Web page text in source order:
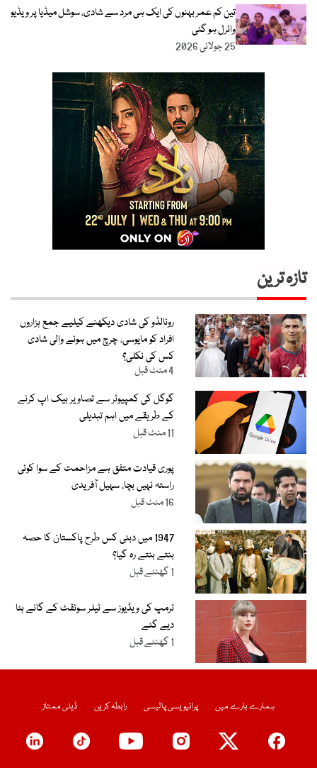
تین کم عمر بہنوں کی ایک ہی مرد سے شادی، سوشل میڈیا پر ویڈیو
وائرل ہو گئی
25 جولائی 2026
تازہ ترین
رونالڈو کی شادی دیکھنے کیلیے جمع ہزاروں
افراد کو مایوسی، چرچ میں ہونے والی شادی
کس کی نکلی؟
4 منٹ قبل
گوگل کی کمپیوٹر سے تصاویر بیک اپ کرنے
کے طریقے میں اہم تبدیلی
11 منٹ قبل
پوری قیادت متفق ہے مزاحمت کے سوا کوئی
راستہ نہیں بچا، سہیل آفریدی
16 منٹ قبل
1947 میں دبئی کس طرح پاکستان کا حصہ
بنتے بنتے رہ گیا؟
1 گھنٹے قبل
ٹرمپ کی ویڈیوز سے ٹیلر سوئفٹ کے گانے ہٹا
دیے گئے
1 گھنٹے قبل
ہمارے بارے میں پرائیویسی پالیسی رابطہ کریں ڈیلی ممتاز